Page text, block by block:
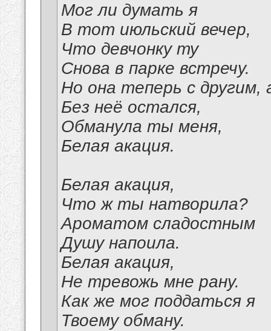
Мог ли думать я
В тот июльский вечер,
Что девчонку ту
Снова в парке встречу.
Но она теперь с другим,
Без неё остался,
Обманула ты меня,
Белая акация.
Белая акация,
Что ж ты натворила?
Ароматом сладостным
Душу напоила.
Белая акация,
Не тревожь мне рану.
Как же мог поддаться я
Твоему обману.